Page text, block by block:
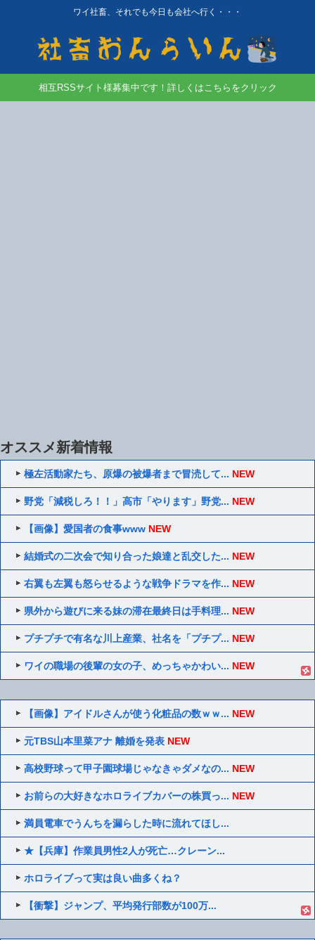
ワイ社畜、それでも今日も会社へ行く・・・
相互RSSサイト様募集中です！詳しくはこちらをクリック
オススメ新着情報
極左活動家たち、原爆の被爆者まで冒涜して... NEW
野党「減税しろ！！」高市「やります」野党... NEW
【画像】愛国者の食事www NEW
結婚式の二次会で知り合った娘達と乱交した... NEW
右翼も左翼も怒らせるような戦争ドラマを作... NEW
県外から遊びに来る妹の滞在最終日は手料理... NEW
プチプチで有名な川上産業、社名を「プチプ... NEW
ワイの職場の後輩の女の子、めっちゃかわい... NEW
【画像】アイドルさんが使う化粧品の数ｗｗ... NEW
元TBS山本里菜アナ 離婚を発表 NEW
高校野球って甲子園球場じゃなきゃダメなの... NEW
お前らの大好きなホロライブカバーの株買っ... NEW
満員電車でうんちを漏らした時に流れてほし...
★【兵庫】作業員男性2人が死亡…クレーン...
ホロライブって実は良い曲多くね？
【衝撃】ジャンプ、平均発行部数が100万...